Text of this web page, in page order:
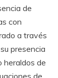
de
con
a través
presencia
heraldos de
de